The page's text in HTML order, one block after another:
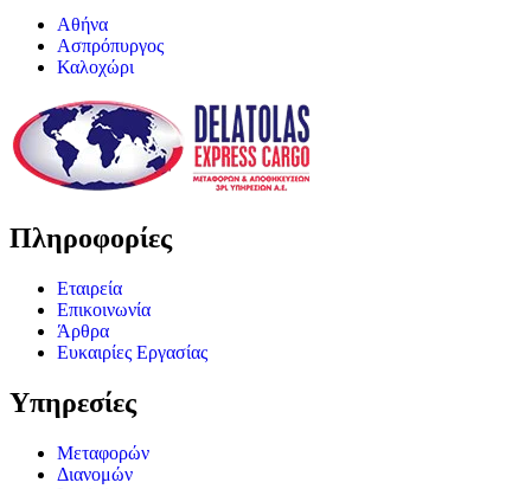
Αθήνα
Ασπρόπυργος
Καλοχώρι
Πληροφορίες
Εταιρεία
Επικοινωνία
Άρθρα
Ευκαιρίες Εργασίας
Υπηρεσίες
Μεταφορών
Διανομών